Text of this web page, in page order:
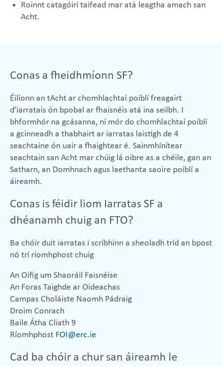
Roinnt catagóirí taifead mar atá leagtha amach san
Acht.
Conas a fheidhmíonn SF?
Éilíonn an tAcht ar chomhlachtaí poiblí freagairt
d’iarratais ón bpobal ar fhaisnéis atá ina seilbh. I
bhformhór na gcásanna, ní mór do chomhlachtaí poiblí
a gcinneadh a thabhairt ar iarratas laistigh de 4
seachtaine ón uair a fhaightear é. Sainmhínítear
seachtain san Acht mar chúig lá oibre as a chéile, gan an
Satharn, an Domhnach agus laethanta saoire poiblí a
áireamh.
Conas is féidir liom Iarratas SF a
dhéanamh chuig an FTO?
Ba chóir duit iarratas i scríbhinn a sheoladh tríd an bpost
nó trí ríomhphost chuig
An Oifig um Shaoráil Faisnéise
An Foras Taighde ar Oideachas
Campas Choláiste Naomh Pádraig
Droim Conrach
Baile Átha Cliath 9
Ríomhphost FOI@erc.ie
Cad ba chóir a chur san áireamh le